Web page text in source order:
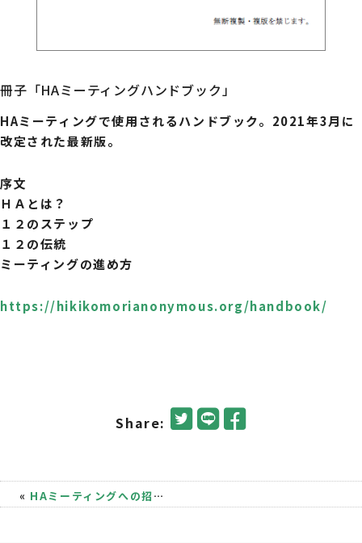
冊子「HAミーティングハンドブック」
HAミーティングで使用されるハンドブック。2021年3月に
改定された最新版。
序文
ＨＡとは？
１２のステップ
１２の伝統
ミーティングの進め方
https://hikikomorianonymous.org/handbook/
Share:
« HAミーティングへの招待（会場一覧）